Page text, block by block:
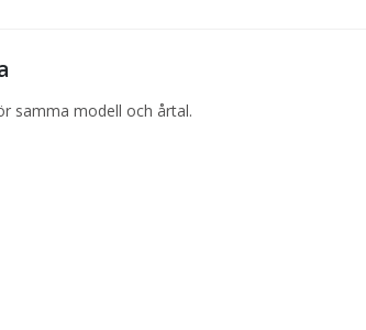
samma modell och årtal.